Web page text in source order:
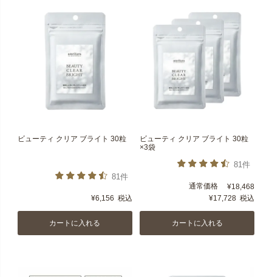
ビューティ クリア ブライト 30粒
81件
¥6,156 税込
カートに入れる
ビューティ クリア ブライト 30粒
×3袋
81件
通常価格 ¥18,468
¥17,728 税込
カートに入れる